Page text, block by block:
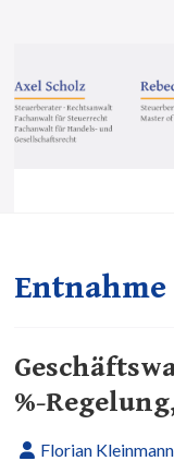
·
Recht
Scholz
GbR
Entnahme
%-
Florian